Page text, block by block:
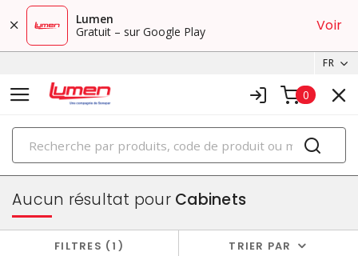
Lumen
Gratuit – sur Google Play
Voir
FR
0
PRODUITS
boîtiers et cabinets
Aucun résultat pourCabinets
FILTRES 1 TRIER PAR